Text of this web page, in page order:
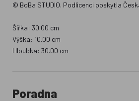
© BoBa STUDIO. Podlicenci poskytla
Šířka: 30.00 cm
Výška: 10.00 cm
Hloubka: 30.00 cm
Poradna